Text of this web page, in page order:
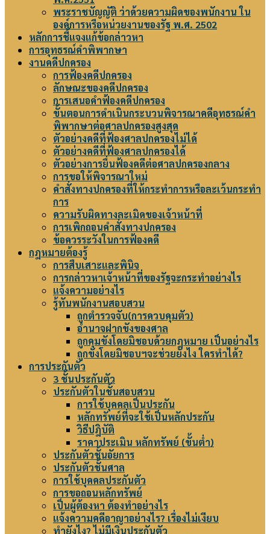
พระราชบัญญัติ ว่าด้วยความผิดของพนักงาน ใน
องค์การหรือหน่วยงานของรัฐ พ.ศ. 2502
หลักการชี้แจงแก้ข้อกล่าวหา
การอุทธรณ์คำพิพากษา
งานคดีปกครอง
การฟ้องคดีปกครอง
ลักษณะของคดีปกครอง
การเสนอคำฟ้องคดีปกครอง
ขั้นตอนการดำเนินกระบวนพิจารณาคดีอุทธรณ์คำ
พิพากษาต่อศาลปกครองสูงสุด
ตัวอย่างคดีที่ฟ้องศาลปกครองไม่ได้
ตัวอย่างคดีที่ฟ้องศาลปกครองได้
ตัวอย่างการยื่นฟ้องคดีต่อศาลปกครองกลาง
การขอให้พิจารณาใหม่
คำสั่งทางปกครองที่ให้กระทำการหรือละเว้นกระทำ
การ
ความรับผิดทางละเมิดของเจ้าหน้าที่
การเพิกถอนคำสั่งทางปกครอง
ข้อควรระวังในการฟ้องคดี
กฎหมายต้องรู้
การสืบเสาะและพินิจ
การกล่าวหาเจ้าหน้าที่ของรัฐจะกระทำอย่างไร
แจ้งความอย่างไร
รู้ทันพนักงานสอบสวน
ถูกตำรวจจับ(การควบคุมตัว)
อำนาจฝากขังของศาล
ถูกคุมขังโดยมิชอบด้วยกฎหมาย เป็นอย่างไร
ถูกขังโดยมิชอบฯจะช่วยยังไง ใครทำได้?
การประกันตัว
3 ชั้นประกันตัว
ประกันตัวในชั้นสอบสวน
การใช้บุคคลเป็นประกัน
หลักทรัพย์ที่จะใช้เป็นหลักประกัน
วิธีปฎิบัติ
ราคาประเมิน หลักทรัพย์ (ขั้นต่ำ)
ประกันตัวชั้นอัยการ
ประกันตัวชั้นศาล
การใช้บุคคลประกันตัว
การขอถอนหลักทรัพย์
เป็นผู้ต้องหา ต้องทำอย่างไร
แจ้งความคดีอาญาอย่างไร? เรื่องไม่เงียบ
ทำยังไง? ไม่มีเงินประกันตัว